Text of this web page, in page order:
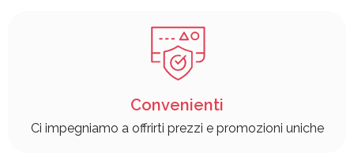
Convenienti
Ci impegniamo a offrirti prezzi e promozioni uniche